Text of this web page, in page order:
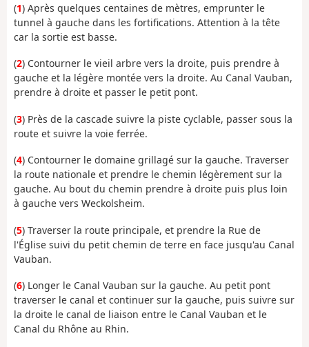
(1) Après quelques centaines de mètres, emprunter le
tunnel à gauche dans les fortifications. Attention à la tête
car la sortie est basse.
(2) Contourner le vieil arbre vers la droite, puis prendre à
gauche et la légère montée vers la droite. Au Canal Vauban,
prendre à droite et passer le petit pont.
(3) Près de la cascade suivre la piste cyclable, passer sous la
route et suivre la voie ferrée.
(4) Contourner le domaine grillagé sur la gauche. Traverser
la route nationale et prendre le chemin légèrement sur la
gauche. Au bout du chemin prendre à droite puis plus loin
à gauche vers Weckolsheim.
(5) Traverser la route principale, et prendre la Rue de
l'Église suivi du petit chemin de terre en face jusqu'au Canal
Vauban.
(6) Longer le Canal Vauban sur la gauche. Au petit pont
traverser le canal et continuer sur la gauche, puis suivre sur
la droite le canal de liaison entre le Canal Vauban et le
Canal du Rhône au Rhin.